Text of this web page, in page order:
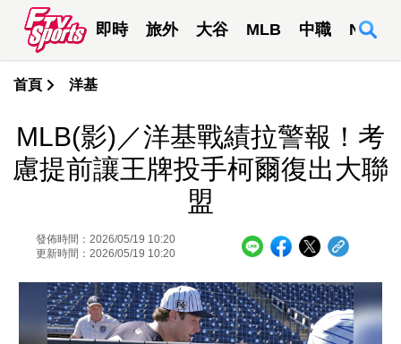
即時 旅外 大谷 MLB 中職 NBA
首頁 洋基
MLB(影)／洋基戰績拉警報！考
慮提前讓王牌投手柯爾復出大聯
盟
發佈時間：2026/05/19 10:20
更新時間：2026/05/19 10:20